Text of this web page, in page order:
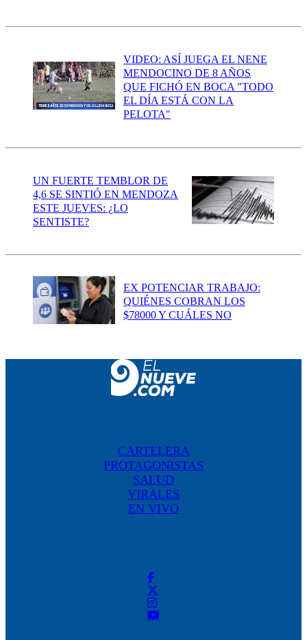
VIDEO: ASÍ JUEGA EL NENE
MENDOCINO DE 8 AÑOS
QUE FICHÓ EN BOCA "TODO
EL DÍA ESTÁ CON LA
PELOTA"
UN FUERTE TEMBLOR DE
4,6 SE SINTIÓ EN MENDOZA
ESTE JUEVES: ¿LO
SENTISTE?
EX POTENCIAR TRABAJO:
QUIÉNES COBRAN LOS
$78000 Y CUÁLES NO
CARTELERA
PROTAGONISTAS
SALUD
VIRALES
EN VIVO